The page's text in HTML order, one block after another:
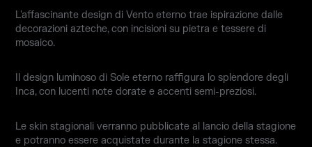
L'affascinante design di Vento eterno trae ispirazione dalle
decorazioni azteche, con incisioni su pietra e tessere di
mosaico.
Il design luminoso di Sole eterno raffigura lo splendore degli
Inca, con lucenti note dorate e accenti semi-preziosi.
Le skin stagionali verranno pubblicate al lancio della stagione
e potranno essere acquistate durante la stagione stessa.